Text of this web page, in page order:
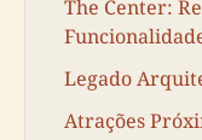
The Center:
Legado
Atrações